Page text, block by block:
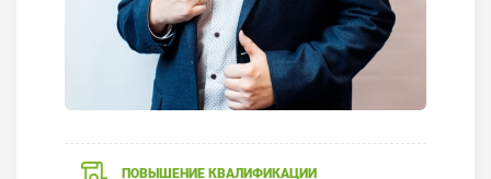
ПОВЫШЕНИЕ КВАЛИФИКАЦИИ